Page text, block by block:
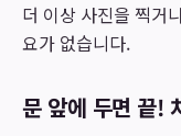
더 이상 사진을 찍거
요가 없습니다.
문 앞에 두면 끝!